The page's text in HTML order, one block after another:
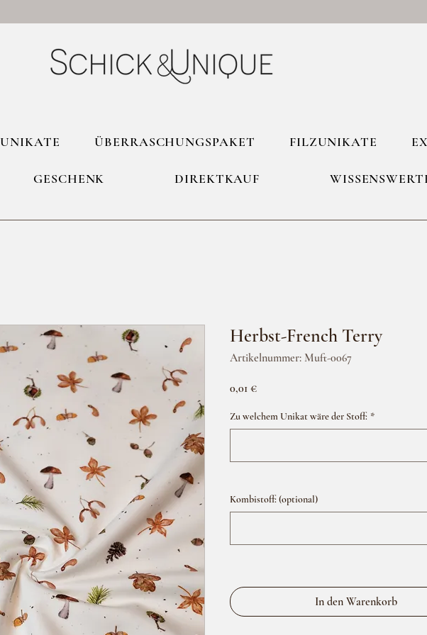
UNIKATE ÜBERRASCHUNGSPAKET FILZUNIKATE
GESCHENK DIREKTKAUF
Herbst-French Terry
Artikelnummer: Muft-0067
0,01 €Preis
Zu welchem Unikat wäre der Stoff: *
Kombistoff: (optional)
In den Warenkorb